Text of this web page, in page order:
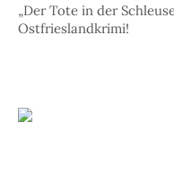
„Der Tote in der
Ostfrieslandkrimi!